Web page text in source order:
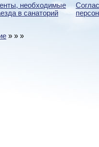
необходимые
в санаторий
» » »